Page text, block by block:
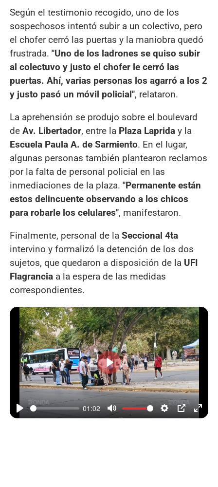
Según el testimonio recogido, uno de los
sospechosos intentó subir a un colectivo, pero
el chofer cerró las puertas y la maniobra quedó
frustrada. "Uno de los ladrones se quiso subir
al colectuvo y justo el chofer le cerró las
puertas. Ahí, varias personas los agarró a los 2
y justo pasó un móvil policial", relataron.
La aprehensión se produjo sobre el boulevard
de Av. Libertador, entre la Plaza Laprida y la
Escuela Paula A. de Sarmiento. En el lugar,
algunas personas también plantearon reclamos
por la falta de personal policial en las
inmediaciones de la plaza. "Permanente están
estos delincuente observando a los chicos
para robarle los celulares", manifestaron.
Finalmente, personal de la Seccional 4ta
intervino y formalizó la detención de los dos
sujetos, que quedaron a disposición de la UFI
Flagrancia a la espera de las medidas
correspondientes.
01:02
Reproducir